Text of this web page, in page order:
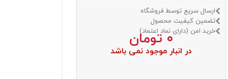
ارسال سریع توسط فروشگاه
تضمین کیفیت محصول
خرید امن (دارای نماد اعتماد)
۰ تومان
در انبار موجود نمی باشد